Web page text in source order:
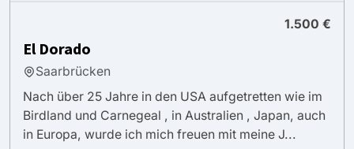
1.500 €
El Dorado
Saarbrücken
Nach über 25 Jahre in den USA aufgetretten wie im
Birdland und Carnegeal , in Australien , Japan, auch
in Europa, wurde ich mich freuen mit meine J...